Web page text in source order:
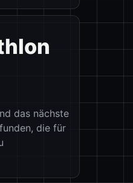
das nächste
die für